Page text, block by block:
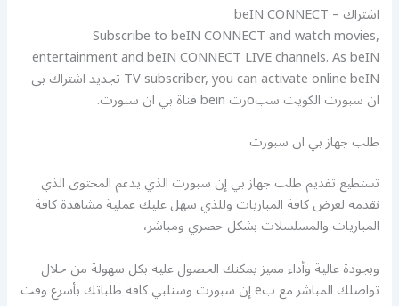
اشتراك – beIN CONNECT
Subscribe to beIN CONNECT and watch movies,
entertainment and beIN CONNECT LIVE channels. As beIN
TV subscriber, you can activate online beIN تجديد اشتراك بي
ان سبورت الكويت سبoرت bein قناة بي ان سبورت.
طلب جهاز بي ان سبورت
تستطيع تقديم طلب جهاز بي إن سبورت الذي يدعم المحتوى الذي
نقدمه لعرض كافة المباريات وللذي سهل عليك عملية مشاهدة كافة
المباريات والمسلسلات بشكل حصري ومباشر،
وبجودة عالية وأداء مميز يمكنك الحصول عليه بكل سهولة من خلال
تواصلك المباشر مع بe إن سبورت وسنلبي كافة طلباتك بأسرع وقت